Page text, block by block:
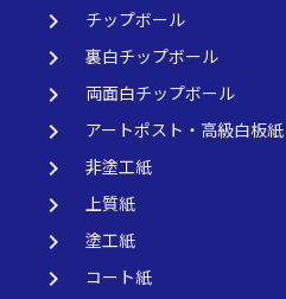
keyboard_arrow_right チップボール
keyboard_arrow_right 裏白チップボール
keyboard_arrow_right 両面白チップボール
keyboard_arrow_right アートポスト・高級白板紙
keyboard_arrow_right 非塗工紙
keyboard_arrow_right 上質紙
keyboard_arrow_right 塗工紙
keyboard_arrow_right コート紙